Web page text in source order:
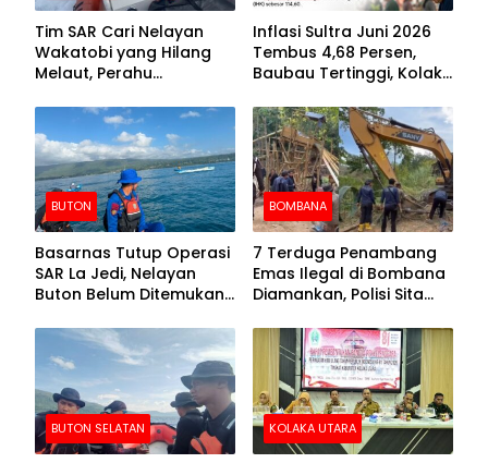
Tim SAR Cari Nelayan
Wakatobi yang Hilang
Melaut, Perahu
Kemasukan Air
Inflasi Sultra Juni 2026
Tembus 4,68 Persen,
Baubau Tertinggi, Kolaka
BUTON
Basarnas Tutup Operasi
SAR La Jedi, Nelayan
Buton Belum Ditemukan
BOMBANA
7 Terduga Penambang
Emas Ilegal di Bombana
Diamankan, Polisi Sita
Crusher
BUTON SELATAN KOLAKA UTARA